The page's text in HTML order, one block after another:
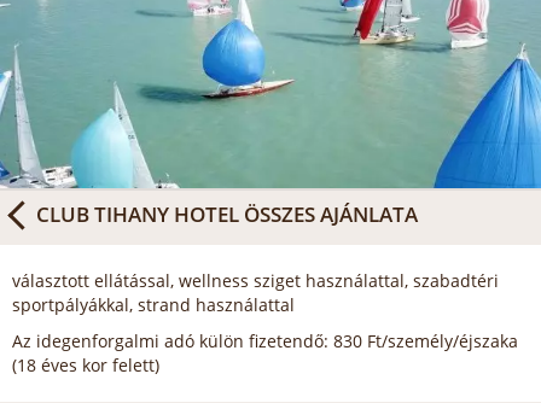
CLUB TIHANY HOTEL ÖSSZES AJÁNLATA
választott ellátással, wellness sziget használattal, szabadtéri
sportpályákkal, strand használattal
Az idegenforgalmi adó külön fizetendő: 830 Ft/személy/éjszaka
(18 éves kor felett)